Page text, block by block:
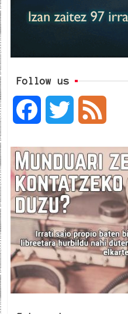
Follow us
c
e
b
o
o
i
t
t
e
e
d